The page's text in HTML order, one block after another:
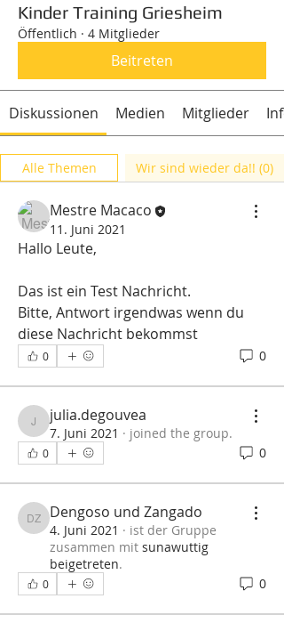
Kinder Training Griesheim
Öffentlich · 4 Mitglieder
Beitreten
Diskussionen Medien Mitglieder Info
Alle Themen Wir sind wieder da!! (0)
Mestre Macaco
11. Juni 2021
Hallo Leute,
Das ist ein Test Nachricht.
Bitte, Antwort irgendwas wenn du
diese Nachricht bekommst
0 0
julia.degouvea
julia.degouvea
7. Juni 2021 · joined the group.
0 0
Dengoso und Zangado
Dengoso und Zangado
4. Juni 2021 · ist der Gruppe
zusammen mit sunawuttig
beigetreten.
0 0